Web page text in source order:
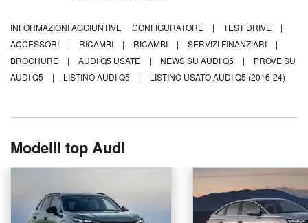
INFORMAZIONI AGGIUNTIVE CONFIGURATORE | TEST DRIVE
|
ACCESSORI
| RICAMBI | RICAMBI | SERVIZI FINANZIARI
|
BROCHURE
| AUDI Q5 USATE | NEWS SU AUDI Q5 |
PROVE SU
AUDI Q5
| LISTINO AUDI Q5 | LISTINO USATO AUDI Q5 (2016-24)
Modelli top Audi